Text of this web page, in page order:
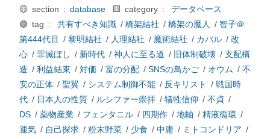
🟡 section : database 🟨 category :
データベース
🟢 tag :
共有すべき知識 / 橋架結社 / 橋架の魔人 / 智子＠
第444代目
/ 黎明結社 / 人理結社 / 魔術結社 / カバル / 改
心 / 罪滅ぼし / 新時代 / 神人に至る道 / 旧体制破壊 / 支配構
造 / 利益結束 / 対価 / 富の分配 / SNSの鳥かご / オウム / 不
安の正体 / 聖翼 / システム制御不能 / 反キリスト / 戦国時
代 / 日本人の性質 / ルシファー崇拝 / 犠牲信仰 / 不貞 /
DS / 薬物産業 / フェンタニル / 四期作 / 地軸 / 精液循環 /
運気 / 自己探求 / 粉末野菜 / 少食 / 中庸 / ミトコンドリア /